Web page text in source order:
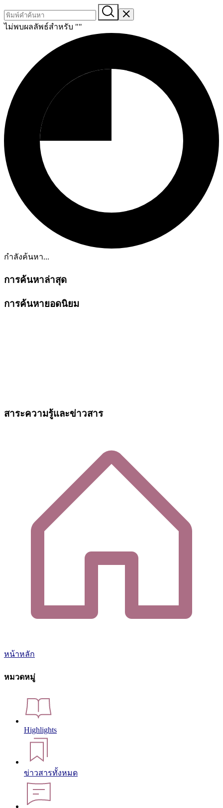
ไม่พบผลลัพธ์สำหรับ ""
กำลังค้นหา...
การค้นหาล่าสุด
การค้นหายอดนิยม
สาระความรู้และข่าวสาร
หน้าหลัก
หมวดหมู่
Highlights
ข่าวสารทั้งหมด